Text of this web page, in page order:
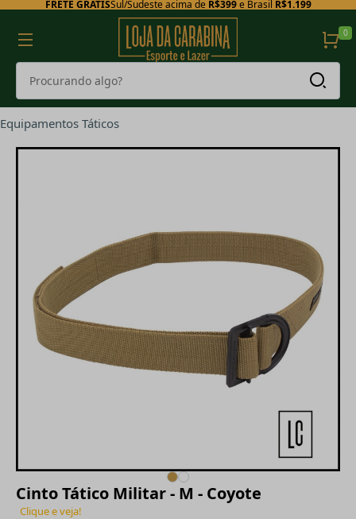
FRETE GRÁTISSul/Sudeste acima de R$399e Brasil R$1.199
0
Equipamentos Táticos
Cinto Tático Militar - M - Coyote
Clique e veja!